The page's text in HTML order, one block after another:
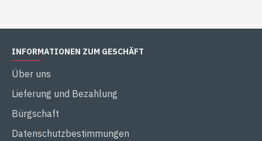
INFORMATIONEN ZUM GESCHÄFT
Über uns
Lieferung und Bezahlung
Bürgschaft
Datenschutzbestimmungen